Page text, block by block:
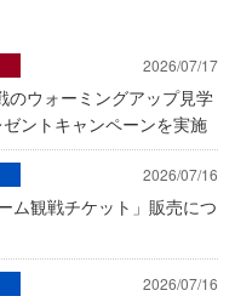
2026/07/17
のウォーミングアップ見学
ントキャンペーンを実施
2026/07/16
ム観戦チケット」販売につ
2026/07/16